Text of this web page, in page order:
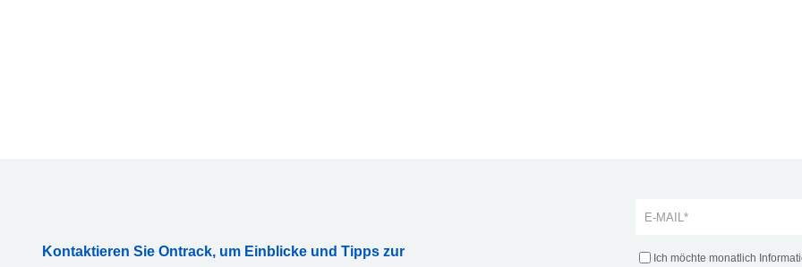
Kontaktieren Sie Ontrack, um Einblicke und Tipps zur
Ich möchte monatlich